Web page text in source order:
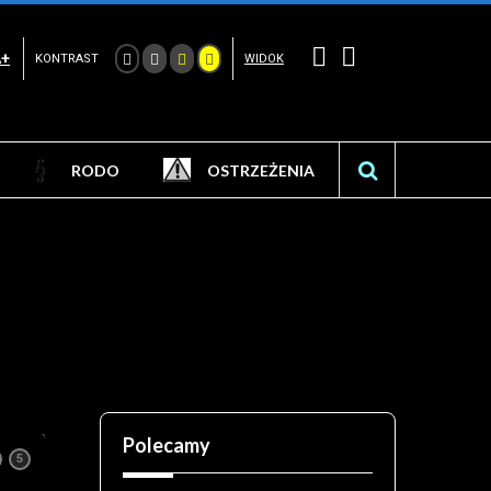
KONTRAST WIDOK
RODO OSTRZEŻENIA
Odwiedź Izbę Historyczno-
5
Polecamy